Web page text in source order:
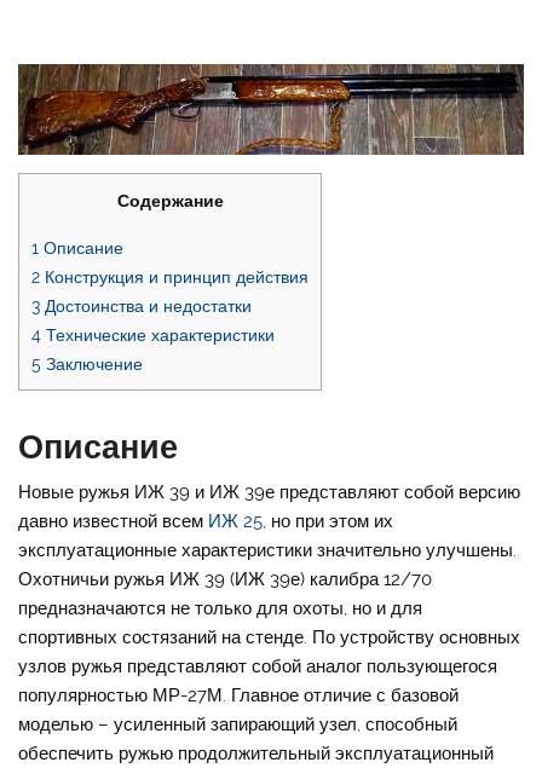
Содержание
1 Описание
2 Конструкция и принцип действия
3 Достоинства и недостатки
4 Технические характеристики
5 Заключение
Описание
Новые ружья ИЖ 39 и ИЖ 39е представляют собой версию
давно известной всем ИЖ 25 , но при этом их
эксплуатационные характеристики значительно улучшены.
Охотничьи ружья ИЖ 39 (ИЖ 39е) калибра 12/70
предназначаются не только для охоты, но и для
спортивных состязаний на стенде. По устройству основных
узлов ружья представляют собой аналог пользующегося
популярностью МР-27М. Главное отличие с базовой
моделью – усиленный запирающий узел, способный
обеспечить ружью продолжительный эксплуатационный